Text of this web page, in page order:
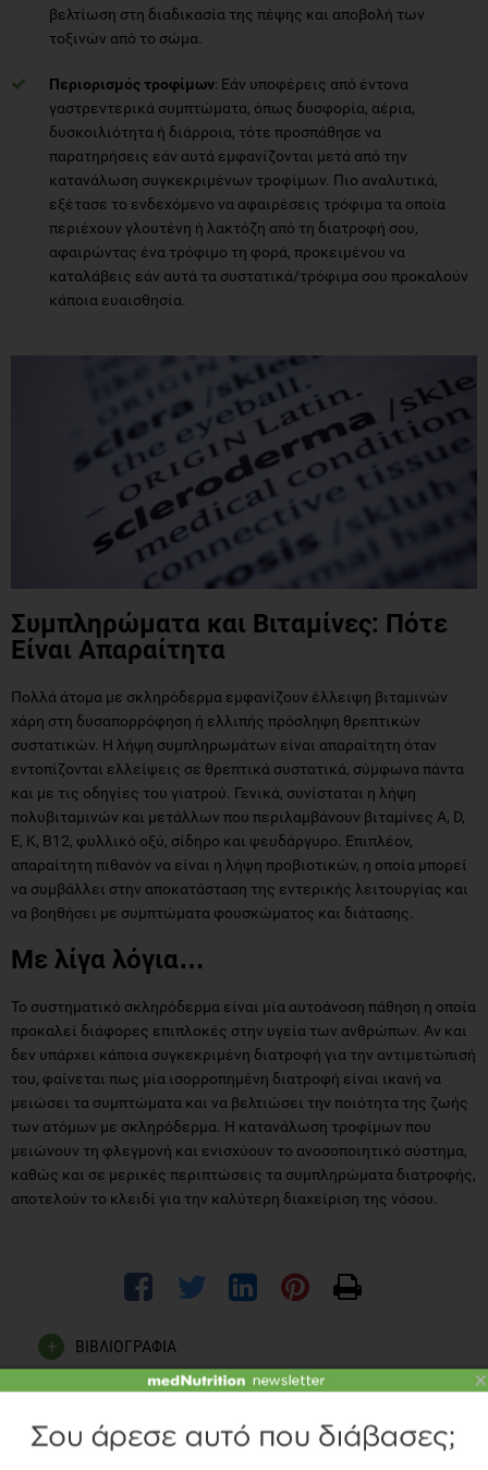
βελτίωση στη διαδικασία της πέψης και αποβολή των
τοξινών από το σώμα.
Περιορισμός τροφίμων: Εάν υποφέρεις από έντονα
γαστρεντερικά συμπτώματα, όπως δυσφορία, αέρια,
δυσκοιλιότητα ή διάρροια, τότε προσπάθησε να
παρατηρήσεις εάν αυτά εμφανίζονται μετά από την
κατανάλωση συγκεκριμένων τροφίμων. Πιο αναλυτικά,
εξέτασε το ενδεχόμενο να αφαιρέσεις τρόφιμα τα οποία
περιέχουν γλουτένη ή λακτόζη από τη διατροφή σου,
αφαιρώντας ένα τρόφιμο τη φορά, προκειμένου να
καταλάβεις εάν αυτά τα συστατικά/τρόφιμα σου προκαλούν
κάποια ευαισθησία.
Συμπληρώματα και Βιταμίνες: Πότε
Είναι Απαραίτητα
Πολλά άτομα με σκληρόδερμα εμφανίζουν έλλειψη βιταμινών
χάρη στη δυσαπορρόφηση ή ελλιπής πρόσληψη θρεπτικών
συστατικών. Η λήψη συμπληρωμάτων είναι απαραίτητη όταν
εντοπίζονται ελλείψεις σε θρεπτικά συστατικά, σύμφωνα πάντα
και με τις οδηγίες του γιατρού. Γενικά, συνίσταται η λήψη
πολυβιταμινών και μετάλλων που περιλαμβάνουν βιταμίνες A, D,
E, K, B12, φυλλικό οξύ, σίδηρο και ψευδάργυρο. Επιπλέον,
απαραίτητη πιθανόν να είναι η λήψη προβιοτικών, η οποία μπορεί
να συμβάλλει στην αποκατάσταση της εντερικής λειτουργίας και
να βοηθήσει με συμπτώματα φουσκώματος και διάτασης.
Με λίγα λόγια…
Το συστηματικό σκληρόδερμα είναι μία αυτοάνοση πάθηση η οποία
προκαλεί διάφορες επιπλοκές στην υγεία των ανθρώπων. Αν και
δεν υπάρχει κάποια συγκεκριμένη διατροφή για την αντιμετώπισή
του, φαίνεται πως μία ισορροπημένη διατροφή είναι ικανή να
μειώσει τα συμπτώματα και να βελτιώσει την ποιότητα της ζωής
των ατόμων με σκληρόδερμα. Η κατανάλωση τροφίμων που
μειώνουν τη φλεγμονή και ενισχύουν το ανοσοποιητικό σύστημα,
καθώς και σε μερικές περιπτώσεις τα συμπληρώματα διατροφής,
αποτελούν το κλειδί για την καλύτερη διαχείριση της νόσου.
ΒΙΒΛΙΟΓΡΑΦΙΑ
Boiculese, L.V., Graur, M. and Rezus, E. (2021). Diet in
Scleroderma: Is There a Need for Intervention? Diagnostics,
×